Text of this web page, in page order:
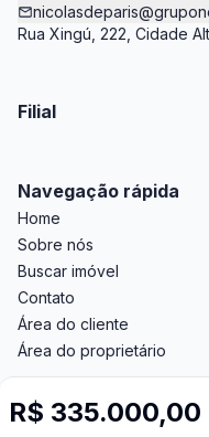
R$ 335.000,00
Rua Xingú, 222, Cidade
Filial
Navegação rápida
Home
Sobre nós
Buscar imóvel
Contato
Área do cliente
Área do proprietário